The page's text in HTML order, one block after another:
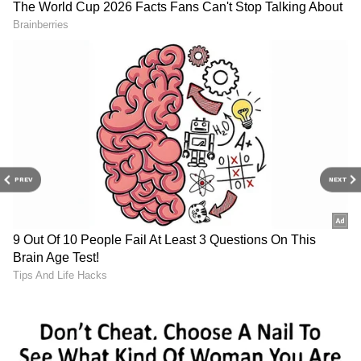
PREV NEXT
ஸ்லீவ் லெஸ் ஜாக்கெட்டில்.. மஞ்சள் நிற
பட்டு புடவையில் பொங்கல் பிரபல
ஹீரோயினுடன் பொங்கல் வைத்த கீர்த்தி
சுரேஷ்!
இந்த நிலையில், இந்தப் படத்தைத்
புதுப்பித்த நிலையில் இருங்கள்.
டிரெய்லர்வெளியீடுகள்மற்றும்
ரெட் கார்பெட் தருணங்களை அறிந்து
கொள்ளுங்கள்.